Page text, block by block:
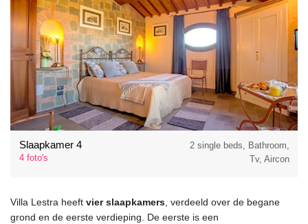
Slaapkamer 4
4 foto's
2 single beds, Bathroom,
Tv, Aircon
Villa Lestra heeft vier slaapkamers , verdeeld over de begane
grond en de eerste verdieping. De eerste is een